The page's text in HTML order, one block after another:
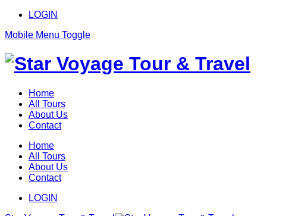
LOGIN
Mobile Menu Toggle
Home
All Tours
About Us
Contact
Home
All Tours
About Us
Contact
LOGIN